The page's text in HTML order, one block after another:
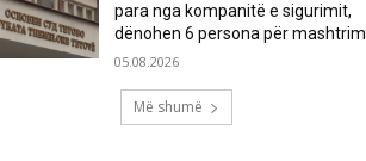
para nga kompanitë e sigurimit,
dënohen 6 persona për mashtrim
05.08.2026
Më shumë